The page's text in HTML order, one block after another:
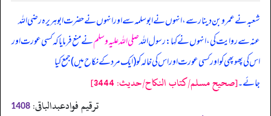
شعبہ نے عمرو بن دینار سے، انہوں نے ابوسلمہ سے اور انہوں نے حضرت ابوہریرہ رضی اللہ
عنہ سے روایت کی، انہوں نے کہا: رسول اللہصلی اللہ علیہ وسلمنے منع فرمایا کہ کسی عورت اور
اس کی پھوپھی کو اور کسی عورت اور اس کی خالہ کو (ایک مرد کے نکاح میں) جمع کیا
جائے۔[صحيح مسلم/كتاب النكاح/حدیث: 3444]
ترقیم فوادعبدالباقی: 1408